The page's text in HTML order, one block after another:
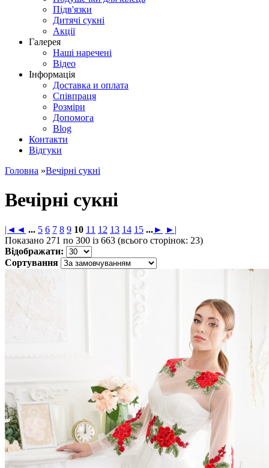
Підв'язки
Дитячі сукні
Акції
Галерея
Наші наречені
Відео
Інформація
Доставка и оплата
Співпраця
Розміри
Допомога
Blog
Контакти
Відгуки
Головна »Вечірні сукні
Вечірні сукні
|◄ ◄ ... 5 6 7 8 9 10 11 12 13 14 15 ...► ►|
Показано 271 по 300 із 663 (всього сторінок: 23)
Відображати:
Сортування